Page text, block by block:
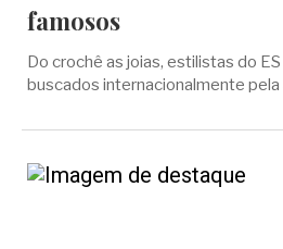
famosos
Do crochê as joias, estilistas do
buscados internacionalmente